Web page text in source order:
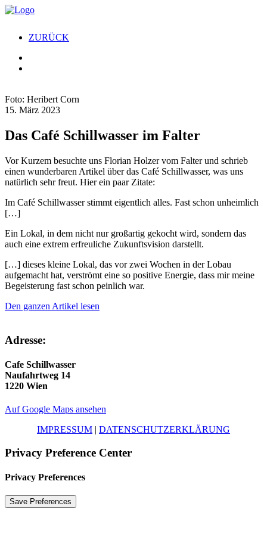
ZURÜCK
Foto: Heribert Corn
15. März 2023
Das Café Schillwasser im Falter
Vor Kurzem besuchte uns Florian Holzer vom Falter und schrieb
einen wunderbaren Artikel über das Café Schillwasser, was uns
natürlich sehr freut. Hier ein paar Zitate:
Im Café Schillwasser stimmt eigentlich alles. Fast schon unheimlich
[…]
Ein Lokal, in dem nicht nur großartig gekocht wird, sondern das
auch eine extrem erfreuliche Zukunftsvision darstellt.
[…] dieses kleine Lokal, das vor zwei Wochen in der Lobau
aufgemacht hat, verströmt eine so positive Energie, dass mir meine
Begeisterung fast schon peinlich war.
Den ganzen Artikel lesen
Adresse:
Cafe Schillwasser
Naufahrtweg 14
1220 Wien
Auf Google Maps ansehen
IMPRESSUM | DATENSCHUTZERKLÄRUNG
Privacy Preference Center
Privacy Preferences